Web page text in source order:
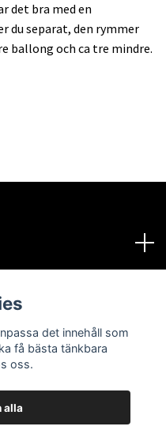
det bra med en
du separat, den rymmer
ballong och ca tre mindre.
det innehåll som
få bästa tänkbara
oss.
alla